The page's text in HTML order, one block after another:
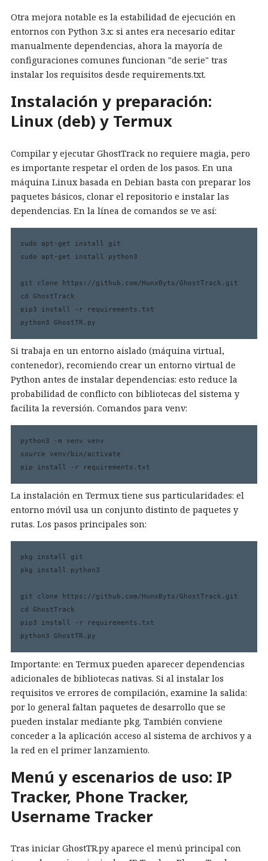
Otra mejora notable es la estabilidad de ejecución en
entornos con Python 3.x: si antes era necesario editar
manualmente dependencias, ahora la mayoría de
configuraciones comunes funcionan "de serie" tras
instalar los requisitos desde requirements.txt.
Instalación y preparación:
Linux (deb) y Termux
Compilar y ejecutar GhostTrack no requiere magia, pero
es importante respetar el orden de los pasos. En una
máquina Linux basada en Debian basta con preparar los
paquetes básicos, clonar el repositorio e instalar las
dependencias. En la línea de comandos se ve así:
sudo apt-get install git
sudo apt-get install python3
git clone https://github.com/HunxByts/GhostTrack.git
cd GhostTrack
pip3 install -r requirements.txt
python3 GhostTR.py
Si trabaja en un entorno aislado (máquina virtual,
contenedor), recomiendo crear un entorno virtual de
Python antes de instalar dependencias: esto reduce la
probabilidad de conflicto con bibliotecas del sistema y
facilita la reversión. Comandos para venv:
python3 -m venv venv
source venv/bin/activate
pip install -r requirements.txt
La instalación en Termux tiene sus particularidades: el
entorno móvil usa un conjunto distinto de paquetes y
rutas. Los pasos principales son:
pkg install git
pkg install python3
git clone https://github.com/HunxByts/GhostTrack.git
cd GhostTrack
pip3 install -r requirements.txt
python3 GhostTR.py
Importante: en Termux pueden aparecer dependencias
adicionales de bibliotecas nativas. Si al instalar los
requisitos ve errores de compilación, examine la salida:
por lo general faltan paquetes de desarrollo que se
pueden instalar mediante pkg. También conviene
conceder a la aplicación acceso al sistema de archivos y a
la red en el primer lanzamiento.
Menú y escenarios de uso: IP
Tracker, Phone Tracker,
Username Tracker
Tras iniciar GhostTR.py aparece el menú principal con